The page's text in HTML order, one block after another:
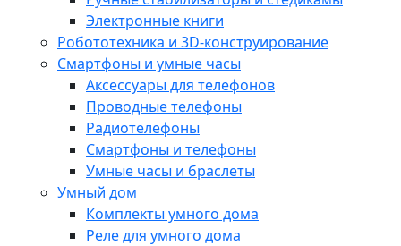
Электронные книги
Робототехника и 3D-конструирование
Смартфоны и умные часы
Аксессуары для телефонов
Проводные телефоны
Радиотелефоны
Смартфоны и телефоны
Умные часы и браслеты
Умный дом
Комплекты умного дома
Реле для умного дома